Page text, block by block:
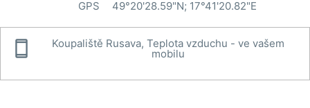
GPS
49°20'28.59"N; 17°41'20.82"E
 Koupaliště Rusava, Teplota vzduchu - ve vašem
mobilu